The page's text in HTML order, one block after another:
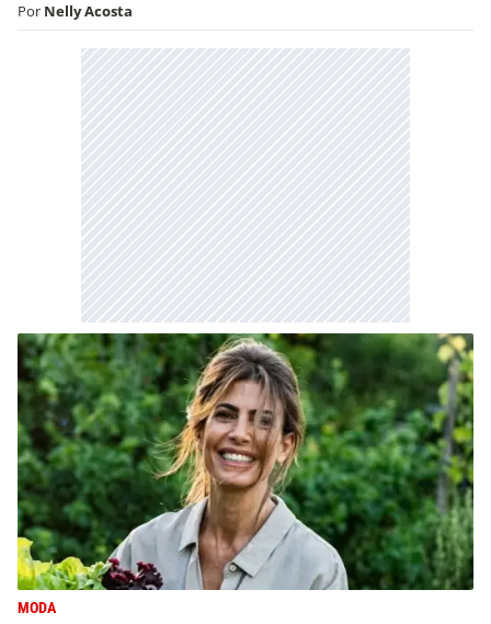
Por Nelly Acosta
MODA